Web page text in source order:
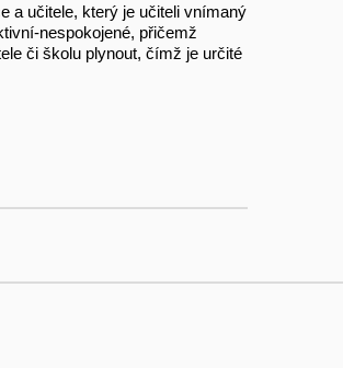
a učitele, který je učiteli vnímaný
nespokojené, přičemž
či školu plynout, čímž je určité